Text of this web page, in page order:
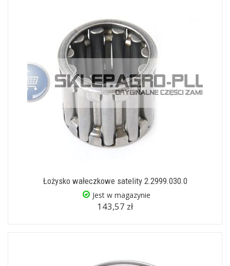
Łożysko wałeczkowe satelity 2.2999.030.0
Jest w magazynie
143,57 zł